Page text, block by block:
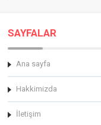
SAYFALAR
Ana sayfa
Hakkimizda
İletişim